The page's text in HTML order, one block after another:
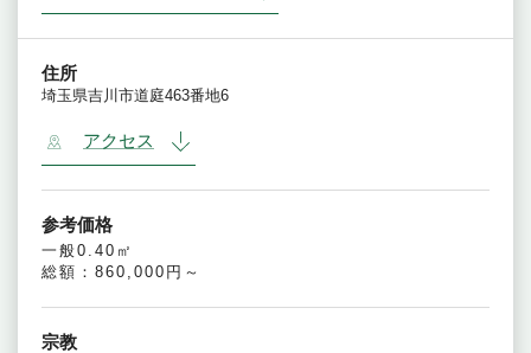
住所
埼玉県吉川市道庭463番地6
アクセス
参考価格
一般0.40㎡
総額：860,000円～
宗教